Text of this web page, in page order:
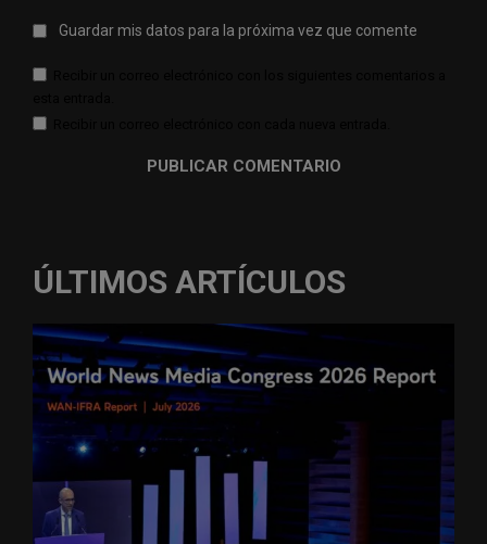
Guardar mis datos para la próxima vez que comente
ÚLTIMOS ARTÍCULOS